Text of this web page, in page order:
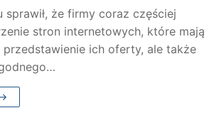
sprawił, że firmy coraz częściej
stron internetowych, które mają
ich oferty, ale także